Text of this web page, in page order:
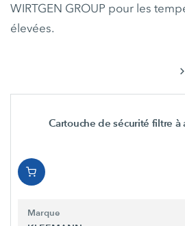
WIRTGEN GROUP pour les
élevées.
Cartouche de sécurité filtre à
Marque